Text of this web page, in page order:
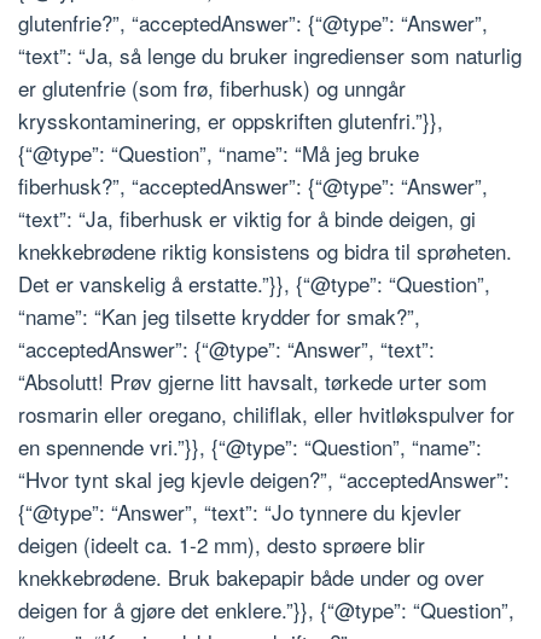
glutenfrie?”, “acceptedAnswer”: {“@type”: “Answer”,
“text”: “Ja, så lenge du bruker ingredienser som naturlig
er glutenfrie (som frø, fiberhusk) og unngår
krysskontaminering, er oppskriften glutenfri.”}},
{“@type”: “Question”, “name”: “Må jeg bruke
fiberhusk?”, “acceptedAnswer”: {“@type”: “Answer”,
“text”: “Ja, fiberhusk er viktig for å binde deigen, gi
knekkebrødene riktig konsistens og bidra til sprøheten.
Det er vanskelig å erstatte.”}}, {“@type”: “Question”,
“name”: “Kan jeg tilsette krydder for smak?”,
“acceptedAnswer”: {“@type”: “Answer”, “text”:
“Absolutt! Prøv gjerne litt havsalt, tørkede urter som
rosmarin eller oregano, chiliflak, eller hvitløkspulver for
en spennende vri.”}}, {“@type”: “Question”, “name”:
“Hvor tynt skal jeg kjevle deigen?”, “acceptedAnswer”:
{“@type”: “Answer”, “text”: “Jo tynnere du kjevler
deigen (ideelt ca. 1-2 mm), desto sprøere blir
knekkebrødene. Bruk bakepapir både under og over
deigen for å gjøre det enklere.”}}, {“@type”: “Question”,